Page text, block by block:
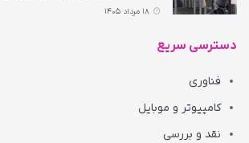
دسترسی سریع
فناوری
کامپیوتر و موبایل
نقد و بررسی